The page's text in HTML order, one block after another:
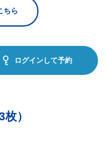
ちら
ログインして予約
）